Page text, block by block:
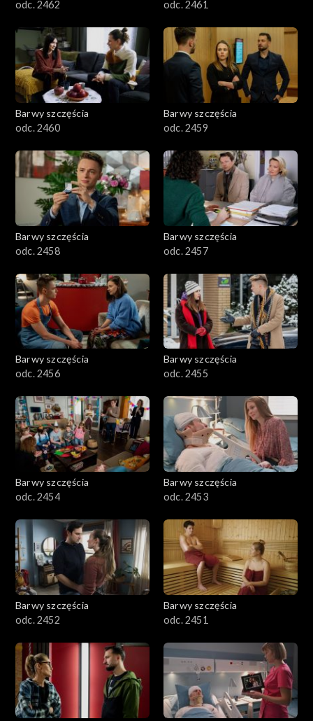
odc. 2462
odc. 2461
Barwy szczęścia
odc. 2460
Barwy szczęścia
odc. 2459
Barwy szczęścia
odc. 2458
Barwy szczęścia
odc. 2457
Barwy szczęścia
odc. 2456
Barwy szczęścia
odc. 2455
Barwy szczęścia
odc. 2454
Barwy szczęścia
odc. 2453
Barwy szczęścia
odc. 2452
Barwy szczęścia
odc. 2451